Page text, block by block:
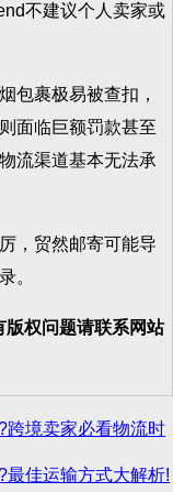
不建议个人卖家或
裹极易被查扣，
面临巨额罚款甚至
流渠道基本无法承
，贸然邮寄可能导
。
版权问题请联系网站
跨境卖家必看物流时
最佳运输方式大解析!